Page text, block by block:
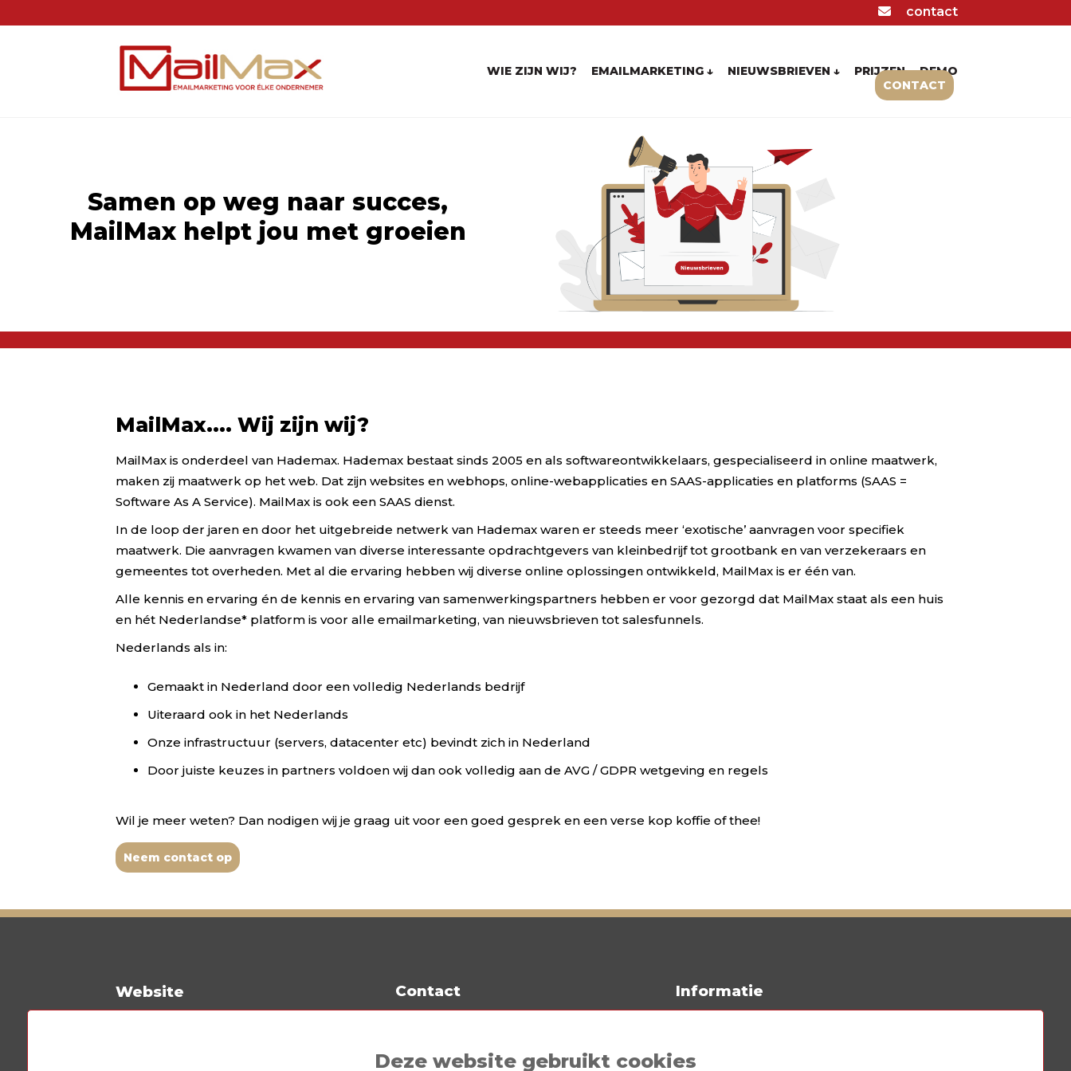
contact
WIE ZIJN WIJ? EMAILMARKETING ↓ NIEUWSBRIEVEN ↓ PRIJZEN
DEMO
CONTACT
Samen op weg naar succes,
MailMax helpt jou met groeien
MailMax.... Wij zijn wij?
MailMax is onderdeel van Hademax. Hademax bestaat sinds 2005 en als softwareontwikkelaars, gespecialiseerd in online maatwerk,
maken zij maatwerk op het web. Dat zijn websites en webhops, online-webapplicaties en SAAS-applicaties en platforms (SAAS =
Software As A Service). MailMax is ook een SAAS dienst.
In de loop der jaren en door het uitgebreide netwerk van Hademax waren er steeds meer ‘exotische’ aanvragen voor specifiek
maatwerk. Die aanvragen kwamen van diverse interessante opdrachtgevers van kleinbedrijf tot grootbank en van verzekeraars en
gemeentes tot overheden. Met al die ervaring hebben wij diverse online oplossingen ontwikkeld, MailMax is er één van.
Alle kennis en ervaring én de kennis en ervaring van samenwerkingspartners hebben er voor gezorgd dat MailMax staat als een huis
en hét Nederlandse* platform is voor alle emailmarketing, van nieuwsbrieven tot salesfunnels.
Nederlands als in:
Gemaakt in Nederland door een volledig Nederlands bedrijf
Uiteraard ook in het Nederlands
Onze infrastructuur (servers, datacenter etc) bevindt zich in Nederland
Door juiste keuzes in partners voldoen wij dan ook volledig aan de AVG / GDPR wetgeving en regels
Wil je meer weten? Dan nodigen wij je graag uit voor een goed gesprek en een verse kop koffie of thee!
Neem contact op
Website Contact
Demo
Informatie
Deze website gebruikt cookies